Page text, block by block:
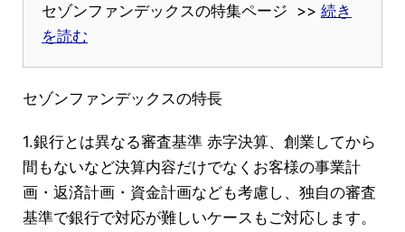
セゾンファンデックスの特集ページ >> 続き
を読む
セゾンファンデックスの特長
1.銀行とは異なる審査基準 赤字決算、創業してから
間もないなど決算内容だけでなくお客様の事業計
画・返済計画・資金計画なども考慮し、独自の審査
基準で銀行で対応が難しいケースもご対応します。